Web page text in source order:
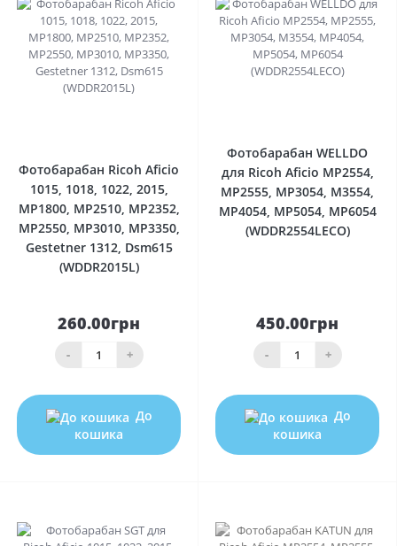
Фотобарабан Ricoh Aficio
1015, 1018, 1022, 2015,
MP1800, MP2510, MP2352,
MP2550, MP3010, MP3350,
Gestetner 1312, Dsm615
(WDDR2015L)
260.00грн
- +
До
кошика
Фотобарабан WELLDO
для Ricoh Aficio MP2554,
MP2555, MP3054, M3554,
MP4054, MP5054, MP6054
(WDDR2554LECO)
450.00грн
- +
До
кошика